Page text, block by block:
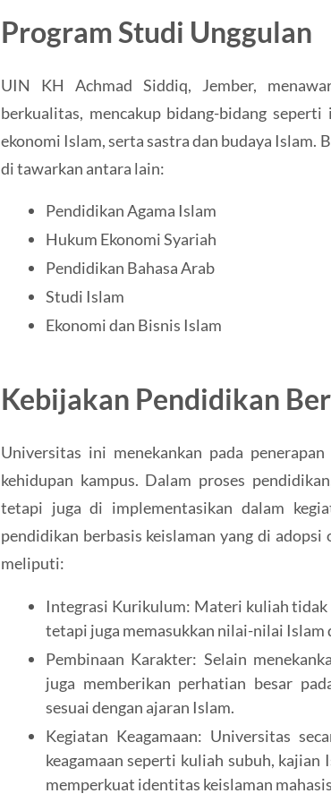
Program Studi Unggulan
UIN KH Achmad Siddiq, Jember,
berkualitas, mencakup bidang-bidang
ekonomi Islam, serta sastra dan budaya Islam.
di tawarkan antara lain:
Pendidikan Agama Islam
Hukum Ekonomi Syariah
Pendidikan Bahasa Arab
Studi Islam
Ekonomi dan Bisnis Islam
Kebijakan Pendidikan
Universitas ini menekankan pada
kehidupan kampus. Dalam proses
tetapi juga di implementasikan dalam
pendidikan berbasis keislaman yang di
meliputi:
Integrasi Kurikulum: Materi kuliah tidak
tetapi juga memasukkan nilai-nilai Islam
Pembinaan Karakter: Selain
juga memberikan perhatian besar
sesuai dengan ajaran Islam.
Kegiatan Keagamaan: Universitas
keagamaan seperti kuliah subuh, kajian
memperkuat identitas keislaman